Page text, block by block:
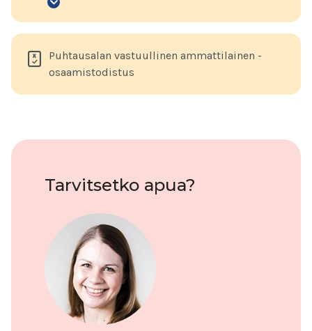
Vastuullinen
Puhtausalan vastuullinen ammattilainen -
osaamistodistus
Tarvitsetko apua?